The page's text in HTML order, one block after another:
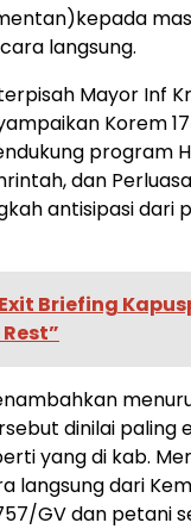
langsung.
Mayor Inf
Korem
program
dan
antisipasi dari
Exit Briefing
dinilai paling
yang di kab.
langsung dari
GV dan petani